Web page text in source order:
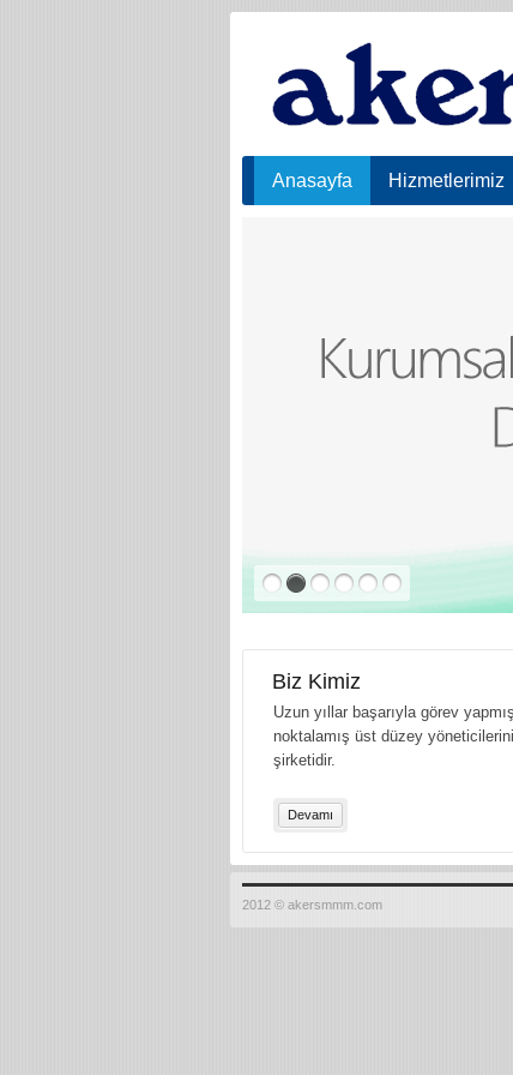
Anasayfa Hizmetlerimiz
Biz Kimiz
Uzun yıllar başarıyla görev
noktalamış üst düzey
şirketidir.
Devamı
2012 © akersmmm.com